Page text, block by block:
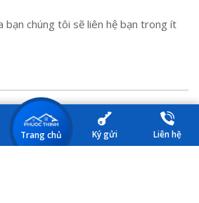
Trang chủ Ký gửi Liên hệ
bạn chúng tôi sẽ liên hệ bạn trong ít